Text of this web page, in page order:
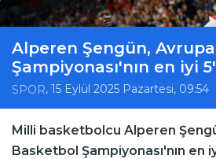
Alperen Şengün, Avrupa
Şampiyonası'nın en iyi
SPOR, 15 Eylül 2025 Pazartesi, 09:54
Milli basketbolcu Alperen
Basketbol Şampiyonası'nın en